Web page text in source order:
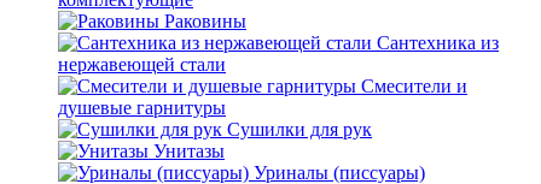
Раковины
Сантехника из
нержавеющей стали
Смесители и
душевые гарнитуры
Сушилки для рук
Унитазы
Уриналы (писсуары)